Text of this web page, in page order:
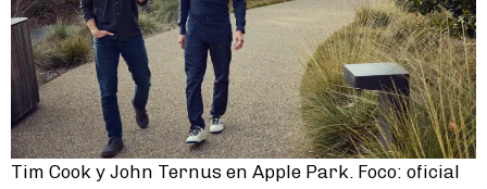
Tim Cook y John Ternus en Apple Park. Foco: oficial